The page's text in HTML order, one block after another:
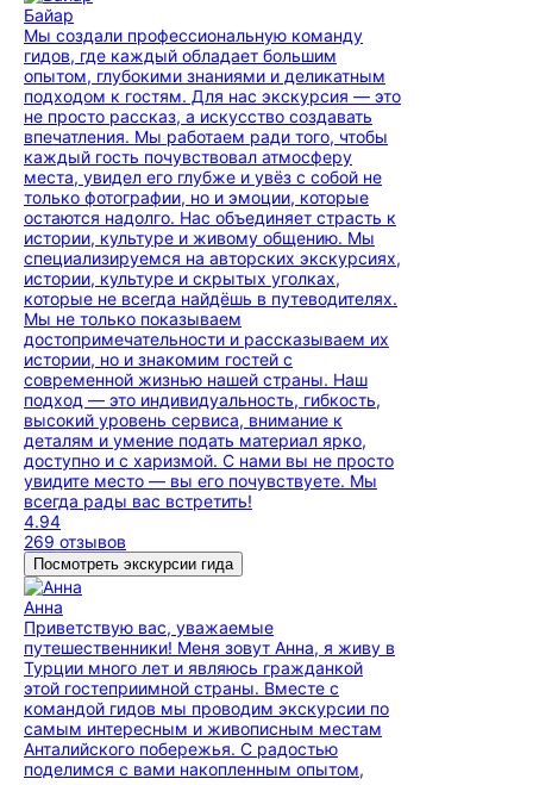
Байар
Мы создали профессиональную команду
гидов, где каждый обладает большим
опытом, глубокими знаниями и деликатным
подходом к гостям. Для нас экскурсия — это
не просто рассказ, а искусство создавать
впечатления. Мы работаем ради того, чтобы
каждый гость почувствовал атмосферу
места, увидел его глубже и увёз с собой не
только фотографии, но и эмоции, которые
остаются надолго. Нас объединяет страсть к
истории, культуре и живому общению. Мы
специализируемся на авторских экскурсиях,
истории, культуре и скрытых уголках,
которые не всегда найдёшь в путеводителях.
Мы не только показываем
достопримечательности и рассказываем их
истории, но и знакомим гостей с
современной жизнью нашей страны. Наш
подход — это индивидуальность, гибкость,
высокий уровень сервиса, внимание к
деталям и умение подать материал ярко,
доступно и с харизмой. С нами вы не просто
увидите место — вы его почувствуете. Мы
всегда рады вас встретить!
4.94
269 отзывов
Посмотреть экскурсии гида
Анна
Приветствую вас, уважаемые
путешественники! Меня зовут Анна, я живу в
Турции много лет и являюсь гражданкой
этой гостеприимной страны. Вместе с
командой гидов мы проводим экскурсии по
самым интересным и живописным местам
Анталийского побережья. С радостью
поделимся с вами накопленным опытом,